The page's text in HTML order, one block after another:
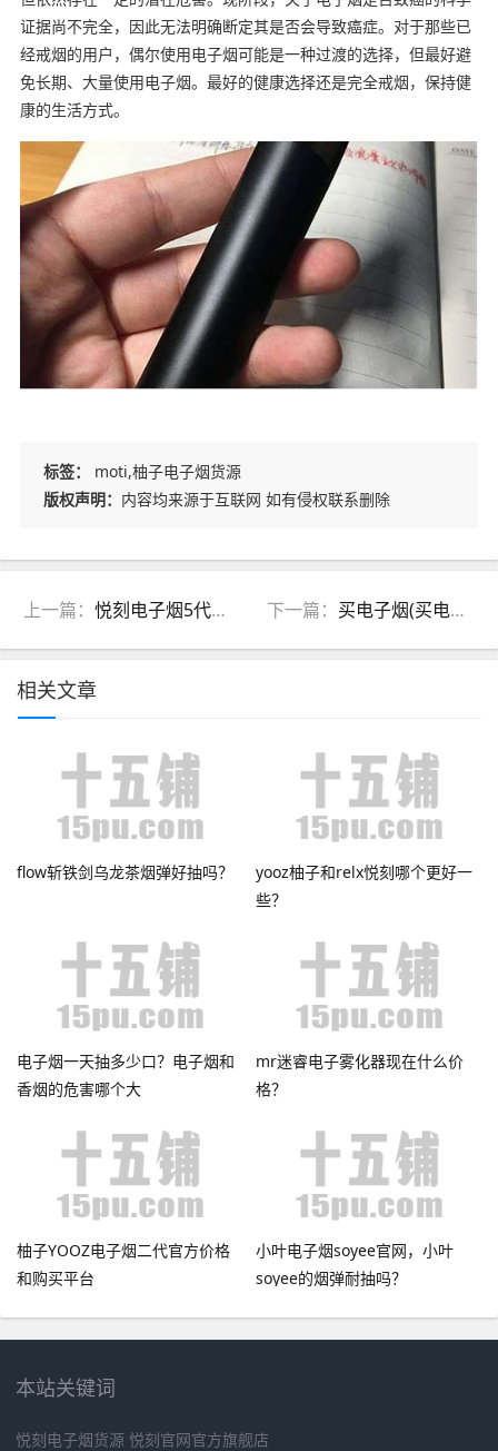
证据尚不完全，因此无法明确断定其是否会导致癌症。对于那些已
经戒烟的用户，偶尔使用电子烟可能是一种过渡的选择，但最好避
免长期、大量使用电子烟。最好的健康选择还是完全戒烟，保持健
康的生活方式。
标签：
moti,柚子电子烟货源
版权声明： 内容均来源于互联网 如有侵权联系删除
上一篇： 悦刻电子烟5代对比(悦刻电子烟5代怎么样) 下一篇： 买电子烟(买电子产品哪个平台最好)
相关文章
flow斩铁剑乌龙茶烟弹好抽吗？
yooz柚子和relx悦刻哪个更好一
些？
电子烟一天抽多少口？电子烟和
香烟的危害哪个大
mr迷睿电子雾化器现在什么价
格？
柚子YOOZ电子烟二代官方价格
和购买平台
小叶电子烟soyee官网，小叶
soyee的烟弹耐抽吗？
本站关键词
悦刻电子烟货源 悦刻官网官方旗舰店